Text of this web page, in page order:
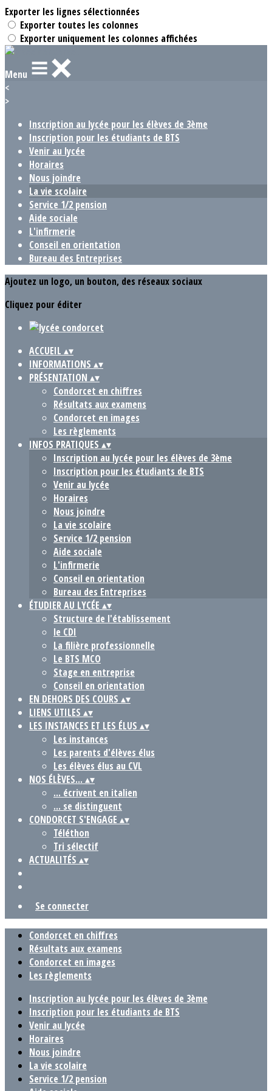
Exporter les lignes sélectionnées
Exporter toutes les colonnes
Exporter uniquement les colonnes affichées
Menu
<
>
Inscription au lycée pour les élèves de 3ème
Inscription pour les étudiants de BTS
Venir au lycée
Horaires
Nous joindre
La vie scolaire
Service 1/2 pension
Aide sociale
L'infirmerie
Conseil en orientation
Bureau des Entreprises
Ajoutez un logo, un bouton, des réseaux sociaux
Cliquez pour éditer
ACCUEIL ▴▾
INFORMATIONS ▴▾
PRÉSENTATION ▴▾
Condorcet en chiffres
Résultats aux examens
Condorcet en images
Les règlements
INFOS PRATIQUES ▴▾
Inscription au lycée pour les élèves de 3ème
Inscription pour les étudiants de BTS
Venir au lycée
Horaires
Nous joindre
La vie scolaire
Service 1/2 pension
Aide sociale
L'infirmerie
Conseil en orientation
Bureau des Entreprises
ÉTUDIER AU LYCÉE ▴▾
Structure de l'établissement
le CDI
La filière professionnelle
Le BTS MCO
Stage en entreprise
Conseil en orientation
EN DEHORS DES COURS ▴▾
LIENS UTILES ▴▾
LES INSTANCES ET LES ÉLUS ▴▾
Les instances
Les parents d'élèves élus
Les élèves élus au CVL
NOS ÉLÈVES... ▴▾
... écrivent en italien
... se distinguent
CONDORCET S'ENGAGE ▴▾
Téléthon
Tri sélectif
ACTUALITÉS ▴▾
Se connecter
Condorcet en chiffres
Résultats aux examens
Condorcet en images
Les règlements
Inscription au lycée pour les élèves de 3ème
Inscription pour les étudiants de BTS
Venir au lycée
Horaires
Nous joindre
La vie scolaire
Service 1/2 pension